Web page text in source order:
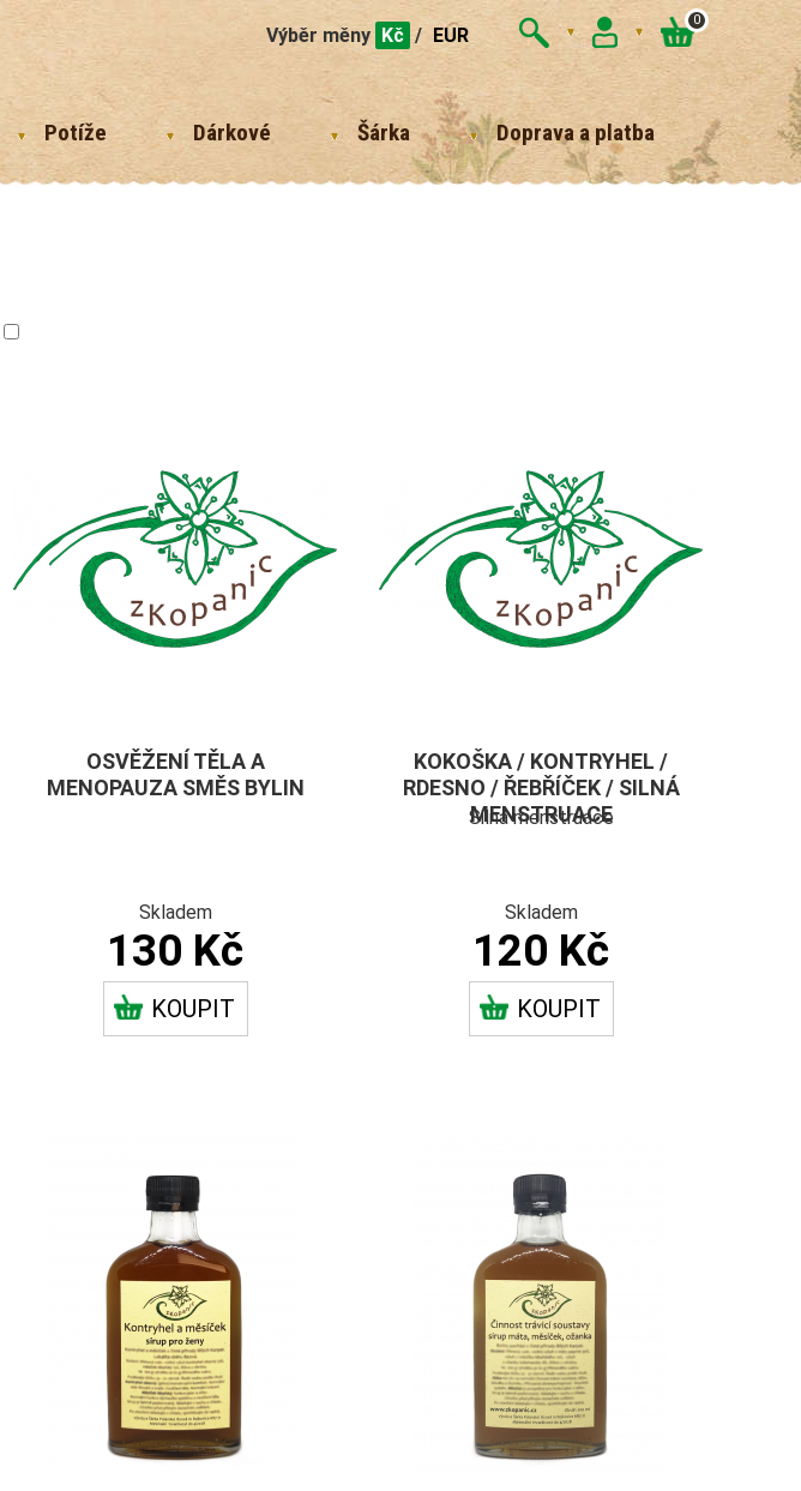
Výběr měny Kč / EUR
0
Potíže Dárkové Šárka Doprava a platba
OSVĚŽENÍ TĚLA A
MENOPAUZA SMĚS BYLIN
Skladem
130 Kč
KOUPIT
KOKOŠKA / KONTRYHEL /
RDESNO / ŘEBŘÍČEK / SILNÁ
MENSTRUACE
Silná menstruace
Skladem
120 Kč
KOUPIT